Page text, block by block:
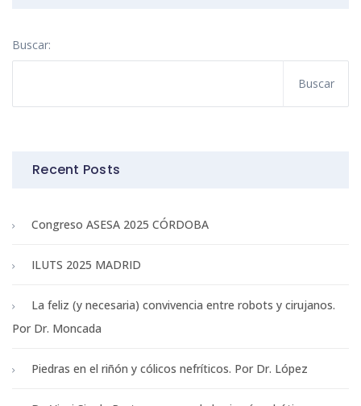
Buscar:
Recent Posts
Congreso ASESA 2025 CÓRDOBA
ILUTS 2025 MADRID
La feliz (y necesaria) convivencia entre robots y cirujanos.
Por Dr. Moncada
Piedras en el riñón y cólicos nefríticos. Por Dr. López